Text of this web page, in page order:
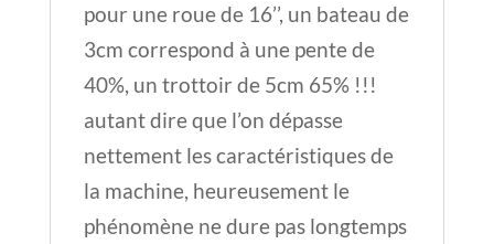
pour une roue de 16’’, un bateau de
3cm correspond à une pente de
40%, un trottoir de 5cm 65% !!!
autant dire que l’on dépasse
nettement les caractéristiques de
la machine, heureusement le
phénomène ne dure pas longtemps